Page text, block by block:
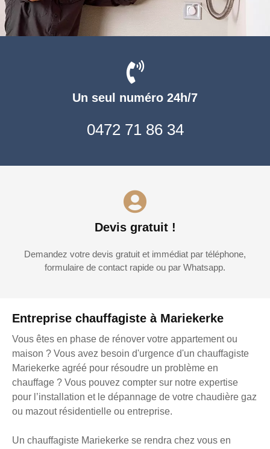
Entreprise chauffagiste à Mariekerke
Vous êtes en phase de rénover votre appartement ou
maison ? Vous avez besoin d'urgence d'un chauffagiste
Mariekerke agréé pour résoudre un problème en
chauffage ? Vous pouvez compter sur notre expertise
pour l’installation et le dépannage de votre chaudière gaz
ou mazout résidentielle ou entreprise.
Un chauffagiste Mariekerke se rendra chez vous en
Un seul numéro 24h/7
0472 71 86 34
Devis gratuit !
Demandez votre devis gratuit et immédiat par téléphone,
formulaire de contact rapide ou par Whatsapp.